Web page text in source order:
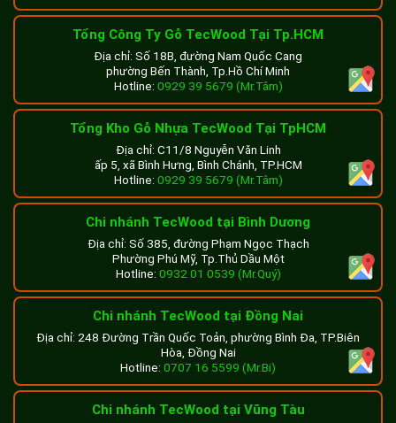
Tổng Công Ty Gỗ TecWood Tại Tp.HCM
Địa chỉ: Số 18B, đường Nam Quốc Cang
phường Bến Thành, Tp.Hồ Chí Minh
Hotline: 0929 39 5679 (Mr.Tâm)
Tổng Kho Gỗ Nhựa TecWood Tại TpHCM
Địa chỉ: C11/8 Nguyễn Văn Linh
ấp 5, xã Bình Hưng, Bình Chánh, TP.HCM
Hotline: 0929 39 5679 (Mr.Tâm)
Chi nhánh TecWood tại Bình Dương
Địa chỉ: Số 385, đường Phạm Ngọc Thạch
Phường Phú Mỹ, Tp.Thủ Dầu Một
Hotline: 0932 01 0539 (Mr.Quý)
Chi nhánh TecWood tại Đồng Nai
Địa chỉ: 248 Đường Trần Quốc Toản, phường Bình Đa, TP.Biên
Hòa, Đồng Nai
Hotline: 0707 16 5599 (Mr.Bi)
Chi nhánh TecWood tại Vũng Tàu